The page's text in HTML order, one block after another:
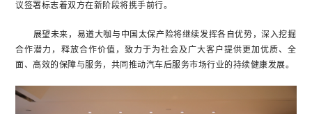
议签署标志着双方在新阶段将携手前行。
展望未来，易道大咖与中国太保产险将继续发挥各自优势，深入挖掘
合作潜力，释放合作价值，致力于为社会及广大客户提供更加优质、全
面、高效的保障与服务，共同推动汽车后服务市场行业的持续健康发展。